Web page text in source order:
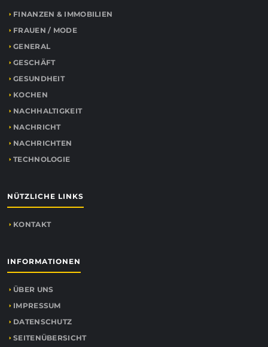
FINANZEN & IMMOBILIEN
FRAUEN / MODE
GENERAL
GESCHÄFT
GESUNDHEIT
KOCHEN
NACHHALTIGKEIT
NACHRICHT
NACHRICHTEN
TECHNOLOGIE
NÜTZLICHE LINKS
KONTAKT
INFORMATIONEN
ÜBER UNS
IMPRESSUM
DATENSCHUTZ
SEITENÜBERSICHT